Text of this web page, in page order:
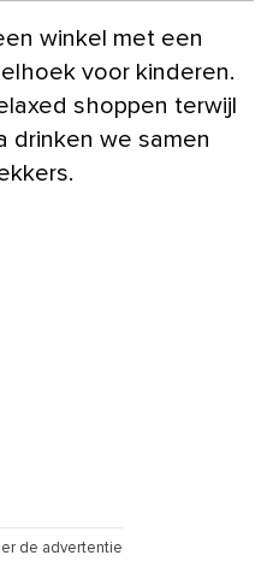
winkel met een
voor kinderen.
shoppen terwijl
drinken we samen
de advertentie